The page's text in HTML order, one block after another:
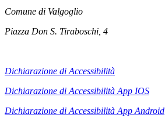
Comune di Valgoglio
Piazza Don S. Tiraboschi, 4
Dichiarazione di Accessibilità
Dichiarazione di Accessibilità App IOS
Dichiarazione di Accessibilità App Android